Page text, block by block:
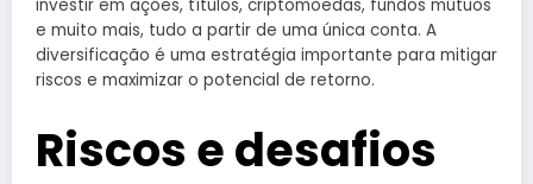
investir em ações, títulos, criptomoedas, fundos mútuos
e muito mais, tudo a partir de uma única conta. A
diversificação é uma estratégia importante para mitigar
riscos e maximizar o potencial de retorno.
Riscos e desafios